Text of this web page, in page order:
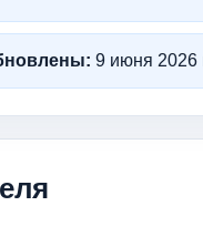
9 июня 2026